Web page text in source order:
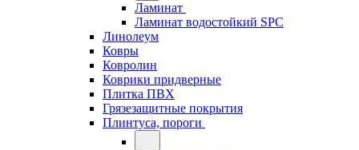
Ламинат
Ламинат водостойкий SPC
Линолеум
Ковры
Ковролин
Коврики придверные
Плитка ПВХ
Грязезащитные покрытия
Плинтуса, пороги